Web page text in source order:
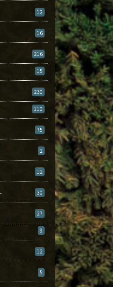
12
16
216
15
230
110
75
2
12
30
27
9
12
5